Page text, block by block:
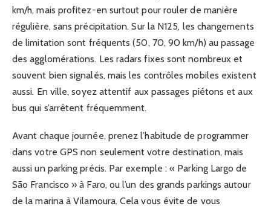
km/h, mais profitez-en surtout pour rouler de manière
régulière, sans précipitation. Sur la N125, les changements
de limitation sont fréquents (50, 70, 90 km/h) au passage
des agglomérations. Les radars fixes sont nombreux et
souvent bien signalés, mais les contrôles mobiles existent
aussi. En ville, soyez attentif aux passages piétons et aux
bus qui s’arrêtent fréquemment.
Avant chaque journée, prenez l’habitude de programmer
dans votre GPS non seulement votre destination, mais
aussi un parking précis. Par exemple : « Parking Largo de
São Francisco » à Faro, ou l’un des grands parkings autour
de la marina à Vilamoura. Cela vous évite de vous